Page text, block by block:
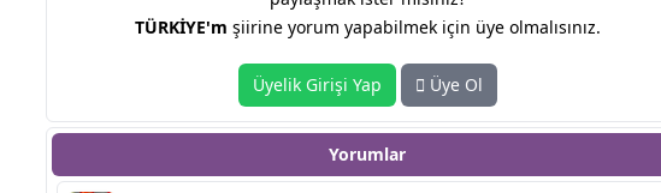
TÜRKİYE'm şiirine yorum yapabilmek için üye olmalısınız.
Üyelik Girişi Yap Üye Ol
Yorumlar